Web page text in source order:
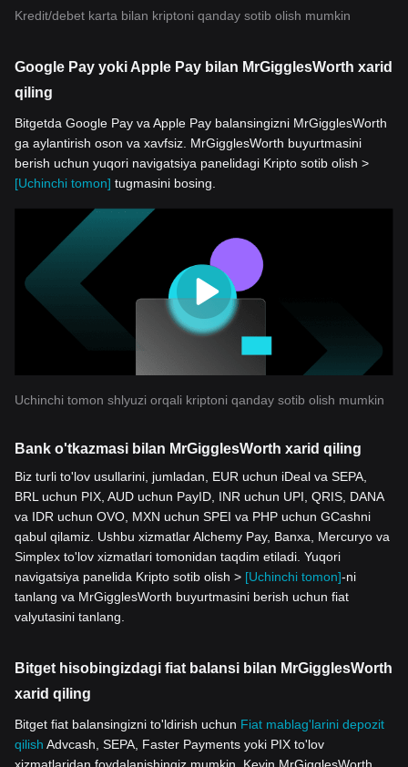
Kredit/debet karta bilan kriptoni qanday sotib olish mumkin
Google Pay yoki Apple Pay bilan MrGigglesWorth xarid
qiling
Bitgetda Google Pay va Apple Pay balansingizni MrGigglesWorth
ga aylantirish oson va xavfsiz. MrGigglesWorth buyurtmasini
berish uchun yuqori navigatsiya panelidagi Kripto sotib olish >
[Uchinchi tomon] tugmasini bosing.
Uchinchi tomon shlyuzi orqali kriptoni qanday sotib olish mumkin
Bank o'tkazmasi bilan MrGigglesWorth xarid qiling
Biz turli to'lov usullarini, jumladan, EUR uchun iDeal va SEPA,
BRL uchun PIX, AUD uchun PayID, INR uchun UPI, QRIS, DANA
va IDR uchun OVO, MXN uchun SPEI va PHP uchun GCashni
qabul qilamiz. Ushbu xizmatlar Alchemy Pay, Banxa, Mercuryo va
Simplex to'lov xizmatlari tomonidan taqdim etiladi. Yuqori
navigatsiya panelida Kripto sotib olish > [Uchinchi tomon]-ni
tanlang va MrGigglesWorth buyurtmasini berish uchun fiat
valyutasini tanlang.
Bitget hisobingizdagi fiat balansi bilan MrGigglesWorth
xarid qiling
Bitget fiat balansingizni to'ldirish uchun Fiat mablag'larini depozit
qilish Advcash, SEPA, Faster Payments yoki PIX to'lov